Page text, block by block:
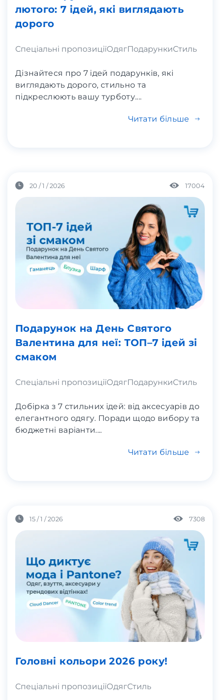
лютого: 7 ідей, які виглядають
дорого
Спеціальні пропозиціїОдягПодарункиСтиль
Дізнайтеся про 7 ідей подарунків, які
виглядають дорого, стильно та
підкреслюють вашу турботу....
Читати більше
20 / 1 / 2026 17004
Подарунок на День Святого
Валентина для неї: ТОП–7 ідей зі
смаком
Спеціальні пропозиціїОдягПодарункиСтиль
Добірка з 7 стильних ідей: від аксесуарів до
елегантного одягу. Поради щодо вибору та
бюджетні варіанти....
Читати більше
15 / 1 / 2026 7308
Головні кольори 2026 року!
Спеціальні пропозиціїОдягСтиль